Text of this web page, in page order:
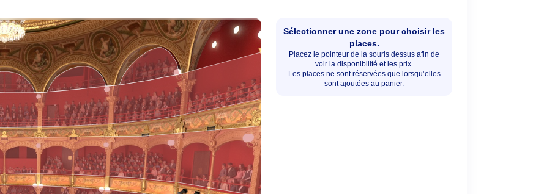
Sélectionner une zone pour choisir les
places.
Placez le pointeur de la souris dessus afin de
voir la disponibilité et les prix.
Les places ne sont réservées que lorsqu’elles
sont ajoutées au panier.